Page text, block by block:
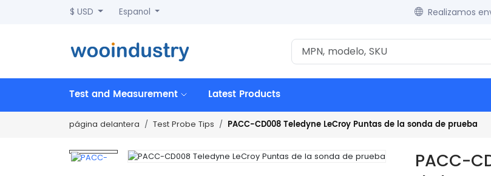
$ USD Espanol Realizamos
Test and Measurement Latest Products
página delantera Test Probe Tips PACC-CD008 Teledyne LeCroy Puntas de la sonda de prueba
PACC-